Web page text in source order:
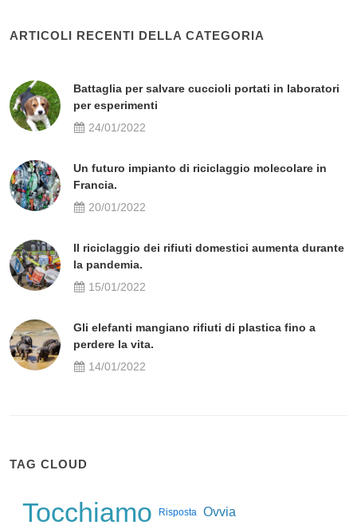
ARTICOLI RECENTI DELLA CATEGORIA
Battaglia per salvare cuccioli portati in laboratori
per esperimenti
24/01/2022
Un futuro impianto di riciclaggio molecolare in
Francia.
20/01/2022
Il riciclaggio dei rifiuti domestici aumenta durante
la pandemia.
15/01/2022
Gli elefanti mangiano rifiuti di plastica fino a
perdere la vita.
14/01/2022
TAG CLOUD
Tocchiamo Risposta Ovvia